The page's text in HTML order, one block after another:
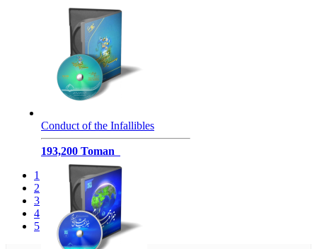
Conduct of the Infallibles
193,200 Toman
1
2
3
4
5